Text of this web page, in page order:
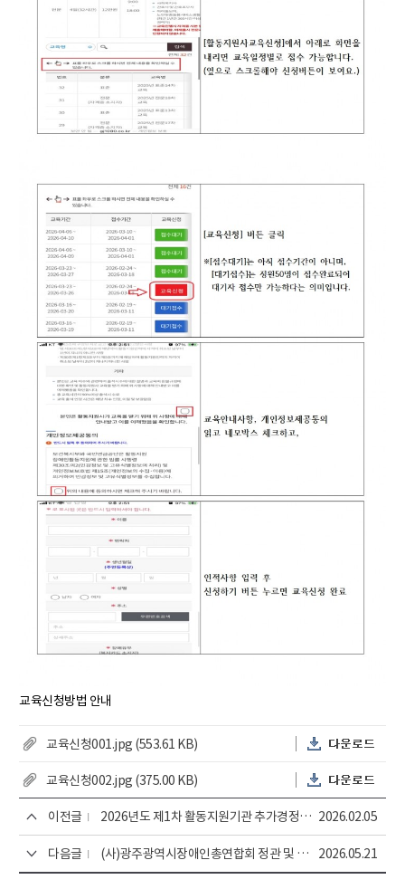
교육신청방법 안내
첨
파
일
교육신청001.jpg (553.61 KB)
운
로
드
첨
부
파
일
교육신청002.jpg (375.00 KB)
다
운
로
드
이전글 2026년도 제1차 활동지원기관 추가경정 예산서 공개 2026.02.05
다음글 (사)광주광역시장애인총연합회 정관 및 제 규정 2026.05.21